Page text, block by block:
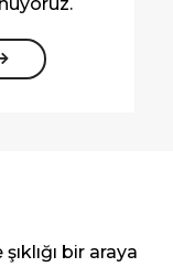
bir araya